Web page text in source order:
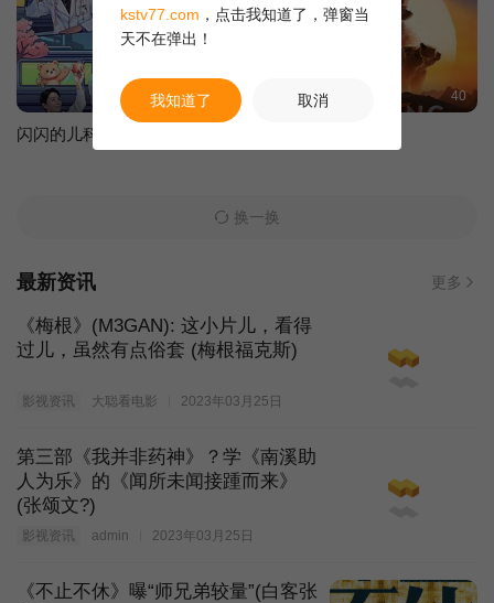
闪闪的儿科医生第四季
40
换一换
最新资讯 更多
《梅根》(M3GAN): 这小片儿，看得
过儿，虽然有点俗套 (梅根福克斯)
影视资讯 大聪看电影 2023年03月25日
第三部《我并非药神》？学《南溪助
人为乐》的《闻所未闻接踵而来》
(张颂文?)
影视资讯 admin 2023年03月25日
《不止不休》曝“师兄弟较量”(白客张
kstv77.com ，点击我知道了，弹窗当
天不在弹出！
我知道了 取消